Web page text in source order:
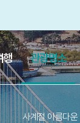
행 관광명소
사계절 아름다